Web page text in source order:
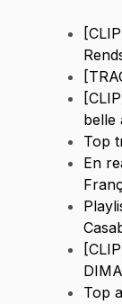
belle
Top
En
Top